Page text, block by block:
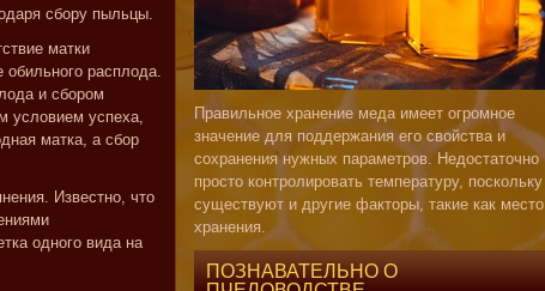
сбору пыльцы.
матки
расплода.
и сбором
условием успеха,
матка, а сбор
Известно, что
одного вида на
Правильное хранение меда имеет огромное
значение для поддержания его свойства и
сохранения нужных параметров. Недостаточно
просто контролировать температуру, поскольку
существуют и другие факторы, такие как место
хранения.
ПОЗНАВАТЕЛЬНО О